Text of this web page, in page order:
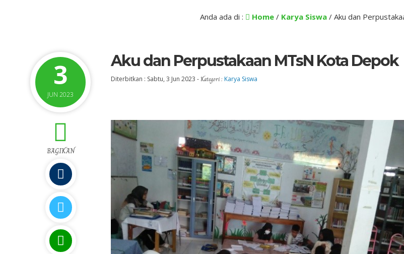
Anda ada di : Home / Karya Siswa / Aku dan
3
JUN 2023
Aku dan Perpustakaan MTsN Kota Depok
Diterbitkan : Sabtu, 3 Jun 2023 -Kategori : Karya Siswa
BAGIKAN